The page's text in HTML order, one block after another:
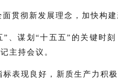
面贯彻新发展理念，加快构
”、谋划“十五五”的关键时
主持会议。
标表现良好，新质生产力积